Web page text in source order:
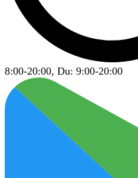
8:00-20:00, Du: 9:00-20:00